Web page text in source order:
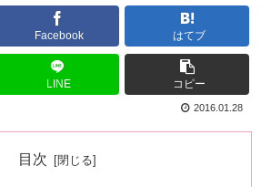
Facebook はてブ
LINE コピー
2016.01.28
目次